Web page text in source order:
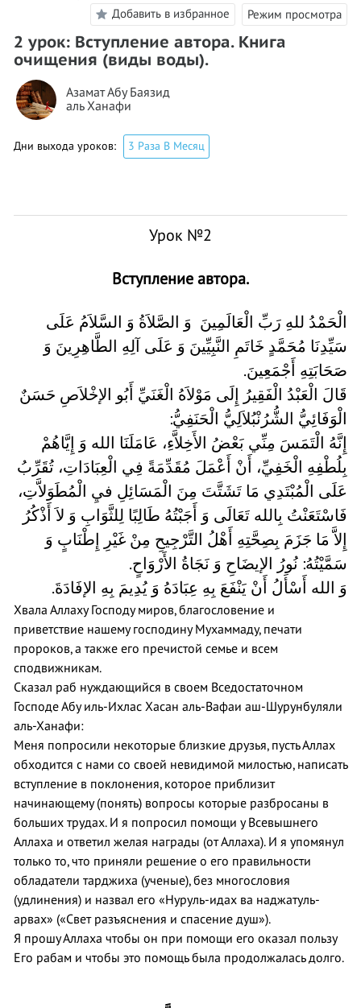
Добавить в избранное Режим просмотра
2 урок: Вступление автора. Книга
очищения (виды воды).
Азамат Абу Баязид
аль Ханафи
Дни выхода уроков: 3 Раза В Месяц
Урок №2
Вступление автора.
الْحَمْدُ للهِ رَبِّ الْعَالَمِينَ وَ الصَّلاَةُ وَ السَّلاَمُ عَلَى
سَيِّدِنَا مُحَمَّدٍ خَاتَمِ النَّبِيِّينَ وَ عَلَى آلِهِ الطَّاهِرِينَ وَ
صَحَابَتِهِ أَجْمَعِينَ.
قَالَ الْعَبْدُ الْفَقِيرُ إِلَى مَوْلاَهُ الْغَنَيِّ أَبُو الإخْلاَصِ حَسَنٌ
الْوَفَائِيُّ الشُّرُنْبُلاَلِيُّ الْحَنَفِيُّ:
إِنَّهُ الْتَمَسَ مِنِّي بَعْضُ الأَخِلاَّءِ، عَامَلَنَا الله وَ إِيَّاهُمْ
بِلُطْفِهِ الْخَفِيِّ، أَنْ أَعْمَلَ مُقَدِّمَةً فِي الْعِبَادَاتِ، تُقَرِّبُ
عَلَى الْمُبْتَدِي مَا تَشَتَّتَ مِنَ الْمَسَائِلِ فيِ الْمُطَوَلاَّتِ،
فَاسْتَعَنْتُ بِالله تَعَالَى وَ أَجَبْتُهُ طَالِبًا لِلثَّوَابِ وَ لاَ أَذْكُرُ
إِلاَّ مَا جَزَمَ بِصِحَّتِهِ أَهْلُ التَّرْجِيحِ مِنْ غَيْرِ إِطْنَابٍ وَ
سَمَّيْتُهُ: نُورُ الإيضَاحِ وَ نَجَاةُ الأَرْوَاحٍ.
وَ الله أَسْأَلُ أَنْ يَنْفَعَ بِهِ عِبَادَهُ وَ يُدِيمَ بِهِ الإفَادَةَ.
Хвала Аллаху Господу миров, благословение и
приветствие нашему господину Мухаммаду, печати
пророков, а также его пречистой семье и всем
сподвижникам.
Сказал раб нуждающийся в своем Вседостаточном
Господе Абу иль-Ихлас Хасан аль-Вафаи аш-Шурунбуляли
аль-Ханафи:
Меня попросили некоторые близкие друзья, пусть Аллах
обходится с нами со своей невидимой милостью, написать
вступление в поклонения, которое приблизит
начинающему (понять) вопросы которые разбросаны в
больших трудах. И я попросил помощи у Всевышнего
Аллаха и ответил желая награды (от Аллаха). И я упомянул
только то, что приняли решение о его правильности
обладатели тарджиха (ученые), без многословия
(удлинения) и назвал его «Нуруль-идах ва наджатуль-
арвах» («Свет разъяснения и спасение душ»).
Я прошу Аллаха чтобы он при помощи его оказал пользу
Его рабам и чтобы это помощь была продолжалась долго.